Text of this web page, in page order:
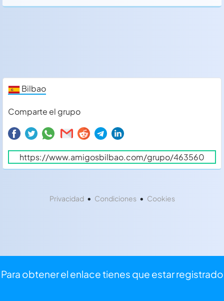
Para obtener el enlace tienes que estar registrado
Bilbao
Comparte el grupo
Privacidad• Condiciones• Cookies